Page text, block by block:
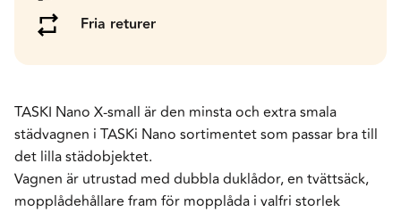
Fria returer
TASKI Nano X-small är den minsta och extra smala
städvagnen i TASKi Nano sortimentet som passar bra till
det lilla städobjektet.
Vagnen är utrustad med dubbla duklådor, en tvättsäck,
mopplådehållare fram för mopplåda i valfri storlek